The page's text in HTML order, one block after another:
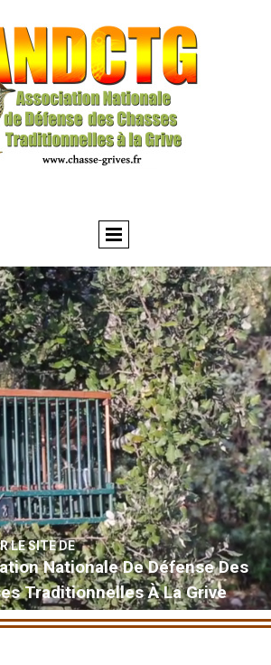
LE SITE DE
Nationale De Défense Des
Traditionnelles À La Grive